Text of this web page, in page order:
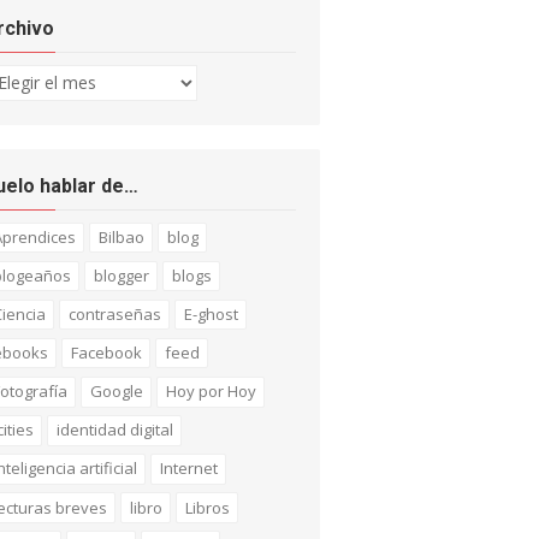
hablar de…
Bilbao
blog
blogger
blogs
contraseñas
E-ghost
Facebook
feed
Google
Hoy por Hoy
identidad digital
artificial
Internet
breves
libro
Libros